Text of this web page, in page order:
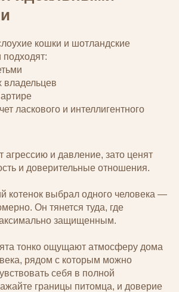
кошки и шотландские
владельцев
ласкового и интеллигентного
агрессию и давление, зато ценят
и доверительные отношения.
котенок выбрал одного человека —
Он тянется туда, где
защищенным.
тонко ощущают атмосферу дома
рядом с которым можно
себя в полной
границы питомца, и доверие